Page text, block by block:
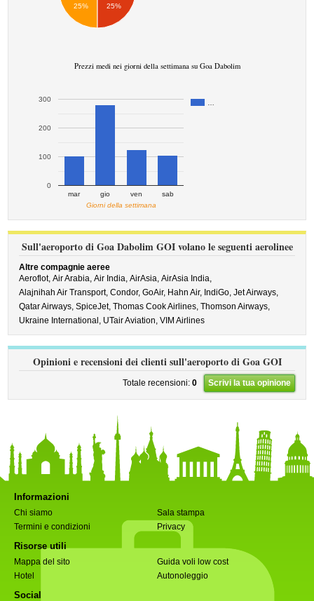
25% 25%
Prezzi medi nei giorni della settimana su Goa Dabolim
mar gio ven sab
0
100
200
300
Giorni della settimana
Sull'aeroporto di Goa Dabolim GOI volano le seguenti aerolinee
Altre compagnie aeree
Aeroflot,Air Arabia,Air India,AirAsia,AirAsia India,
Alajnihah Air Transport,Condor,GoAir, Hahn Air, IndiGo,Jet Airways,
Qatar Airways,SpiceJet,Thomas Cook Airlines,Thomson Airways,
Ukraine International, UTair Aviation,VIM Airlines
Opinioni e recensioni dei clienti sull'aeroporto di Goa GOI
Totale recensioni: 0 Scrivi la tua opinione
Informazioni
Chi siamo
Sala stampa
Termini e condizioni
Privacy
Risorse utili
Mappa del sito
Guida voli low cost
Hotel
Autonoleggio
Social